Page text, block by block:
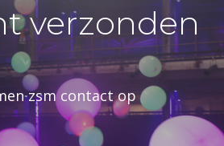
verzonden
zsm contact op